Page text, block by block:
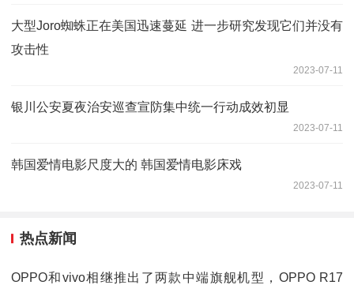
大型Joro蜘蛛正在美国迅速蔓延 进一步研究发现它们并没有
攻击性
2023-07-11
银川公安夏夜治安巡查宣防集中统一行动成效初显
2023-07-11
韩国爱情电影尺度大的 韩国爱情电影床戏
2023-07-11
热点新闻
OPPO和vivo相继推出了两款中端旗舰机型，OPPO R17